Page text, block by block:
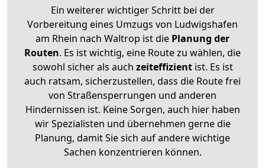
Ein weiterer wichtiger Schritt bei der
Vorbereitung eines Umzugs von Ludwigshafen
am Rhein nach Waltrop ist die Planung der
Routen. Es ist wichtig, eine Route zu wählen, die
sowohl sicher als auch zeiteffizientist. Es ist
auch ratsam, sicherzustellen, dass die Route frei
von Straßensperrungen und anderen
Hindernissen ist. Keine Sorgen, auch hier haben
wir Spezialisten und übernehmen gerne die
Planung, damit Sie sich auf andere wichtige
Sachen konzentrieren können.